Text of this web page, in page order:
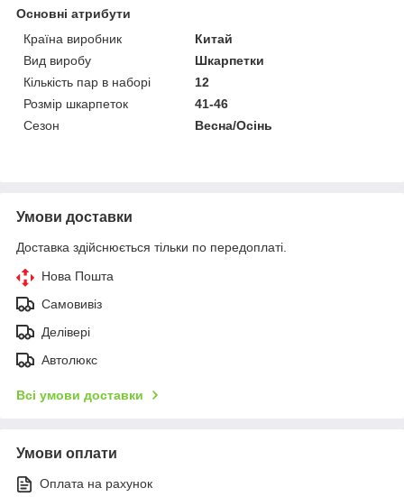
Основні атрибути
Країна виробник
Китай
Вид виробу
Шкарпетки
Кількість пар в наборі
12
Розмір шкарпеток
41-46
Сезон
Весна/Осінь
Умови доставки
Доставка здійснюється тільки по передоплаті.
Нова Пошта
Самовивіз
Делівері
Автолюкс
Всі умови доставки
Умови оплати
Оплата на рахунок